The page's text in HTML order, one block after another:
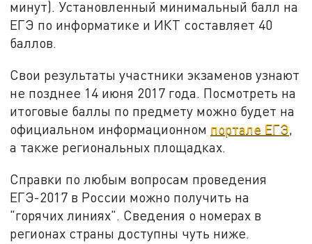
минут). Установленный минимальный балл на
ЕГЭ по информатике и ИКТ составляет 40
баллов.
Свои результаты участники экзаменов узнают
не позднее 14 июня 2017 года. Посмотреть на
итоговые баллы по предмету можно будет на
официальном информационном портале ЕГЭ,
а также региональных площадках.
Справки по любым вопросам проведения
ЕГЭ-2017 в России можно получить на
"горячих линиях". Сведения о номерах в
регионах страны доступны чуть ниже.